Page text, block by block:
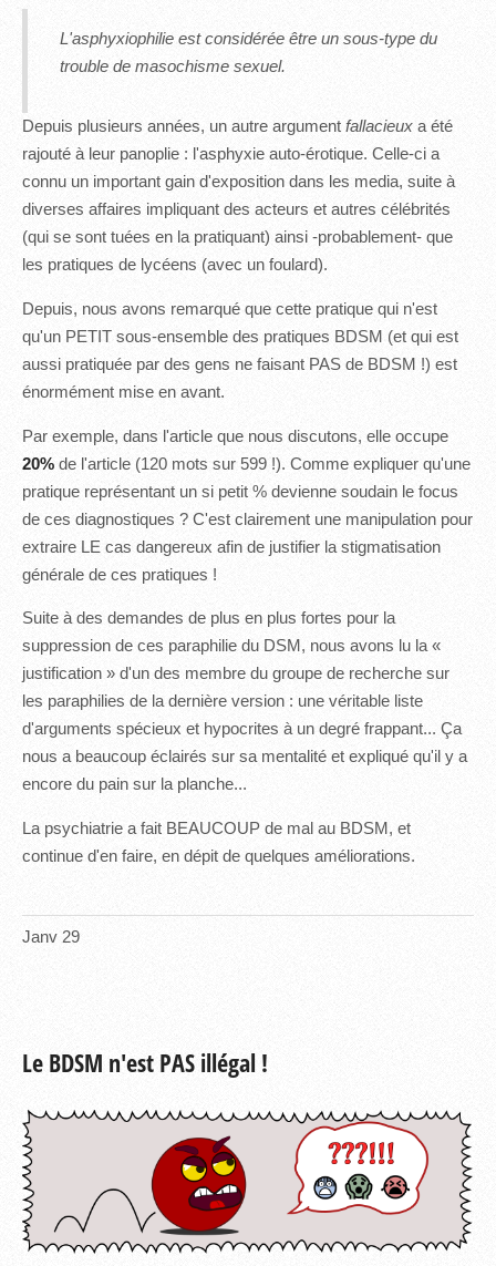
Janv 29
L'asphyxiophilie est considérée être un sous-type du
trouble de masochisme sexuel.
Depuis plusieurs années, un autre argument fallacieux a été
rajouté à leur panoplie : l'asphyxie auto-érotique. Celle-ci a
connu un important gain d'exposition dans les media, suite à
diverses affaires impliquant des acteurs et autres célébrités
(qui se sont tuées en la pratiquant) ainsi -probablement- que
les pratiques de lycéens (avec un foulard).
Depuis, nous avons remarqué que cette pratique qui n'est
qu'un PETIT sous-ensemble des pratiques BDSM (et qui est
aussi pratiquée par des gens ne faisant PAS de BDSM !) est
énormément mise en avant.
Par exemple, dans l'article que nous discutons, elle occupe
20% de l'article (120 mots sur 599 !). Comme expliquer qu'une
pratique représentant un si petit % devienne soudain le focus
de ces diagnostiques ? C'est clairement une manipulation pour
extraire LE cas dangereux afin de justifier la stigmatisation
générale de ces pratiques !
Suite à des demandes de plus en plus fortes pour la
suppression de ces paraphilie du DSM, nous avons lu la «
justification » d'un des membre du groupe de recherche sur
les paraphilies de la dernière version : une véritable liste
d'arguments spécieux et hypocrites à un degré frappant... Ça
nous a beaucoup éclairés sur sa mentalité et expliqué qu'il y a
encore du pain sur la planche...
La psychiatrie a fait BEAUCOUP de mal au BDSM, et
continue d'en faire, en dépit de quelques améliorations.
Le BDSM n'est PAS illégal !